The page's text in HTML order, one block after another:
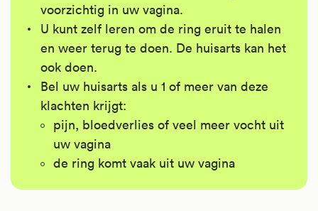
voorzichtig in uw vagina.
U kunt zelf leren om de ring eruit te halen
en weer terug te doen. De huisarts kan het
ook doen.
Bel uw huisarts als u 1 of meer van deze
klachten krijgt:
pijn, bloedverlies of veel meer vocht uit
uw vagina
de ring komt vaak uit uw vagina